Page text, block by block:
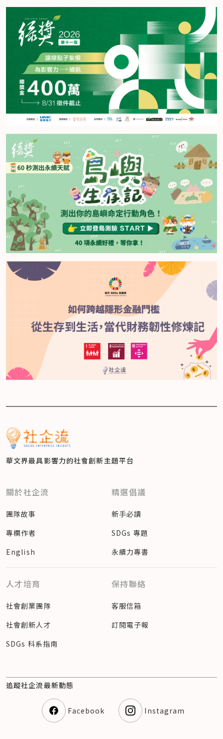
華文界最具影響力的社會創新主題平台
關於社企流
團隊故事
專欄作者
English
精選倡議
新手必讀
SDGs 專題
永續力專書
人才培育
社會創業團隊
社會創新人才
SDGs 科系指南
保持聯絡
客服信箱
訂閱電子報
追蹤社企流最新動態
Facebook Instagram